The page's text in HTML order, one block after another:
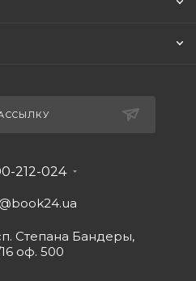
212-024
Степана Бандеры,
оф. 500